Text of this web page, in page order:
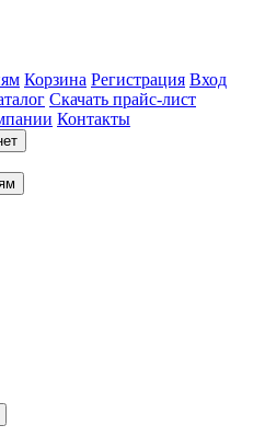
Корзина Регистрация Вход
Скачать прайс-лист
Контакты